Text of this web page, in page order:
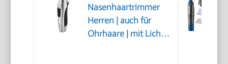
Nasenhaartrimmer
Herren | auch für
Ohrhaare | mit Licht |